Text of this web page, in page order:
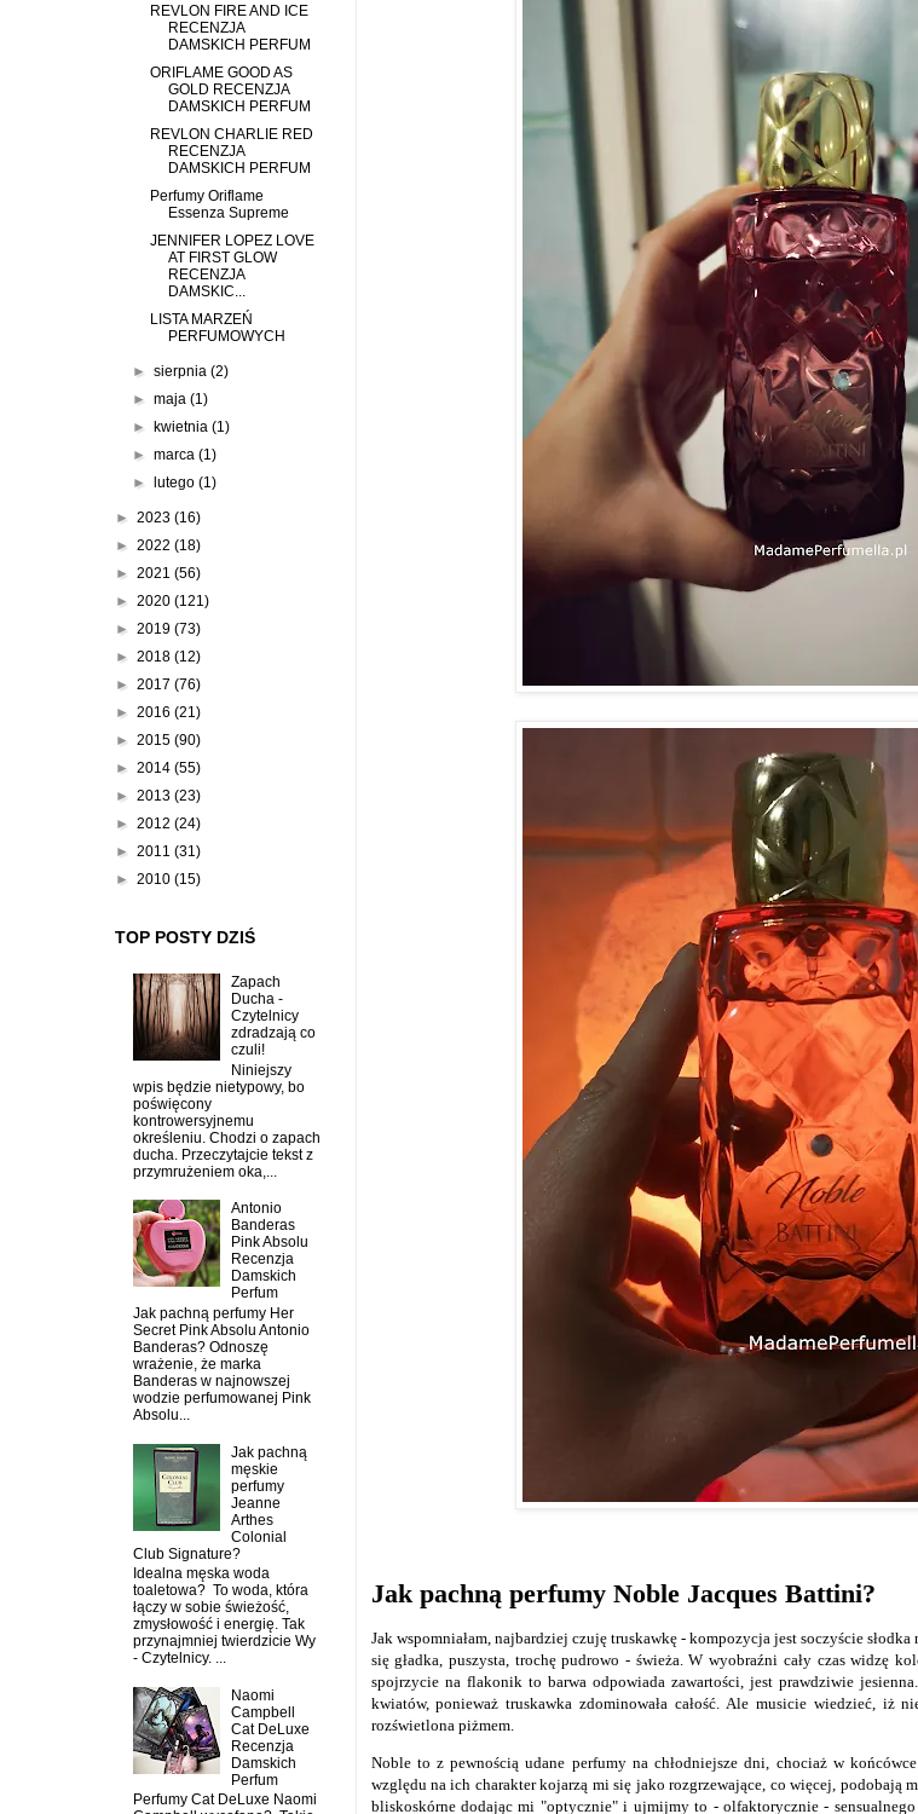
Jak pachną perfumy Noble Jacques Battini?
Jak wspomniałam, najbardziej czuję truskawkę - kompozycja jest soczyście
się gładka, puszysta, trochę pudrowo - świeża. W wyobraźni cały czas widzę
spojrzycie na flakonik to barwa odpowiada zawartości, jest prawdziwie
kwiatów, ponieważ truskawka zdominowała całość. Ale musicie wiedzieć, iż
rozświetlona piżmem.
Noble to z pewnością udane perfumy na chłodniejsze dni, chociaż w
względu na ich charakter kojarzą mi się jako rozgrzewające, co więcej, podobają
bliskoskórne dodając mi "optycznie" i ujmijmy to - olfaktorycznie -
REVLON FIRE AND ICE
RECENZJA
DAMSKICH PERFUM
ORIFLAME GOOD AS
GOLD RECENZJA
DAMSKICH PERFUM
REVLON CHARLIE RED
RECENZJA
DAMSKICH PERFUM
Perfumy Oriflame
Essenza Supreme
JENNIFER LOPEZ LOVE
AT FIRST GLOW
RECENZJA
DAMSKIC...
LISTA MARZEŃ
PERFUMOWYCH
► sierpnia (2)
► maja (1)
► kwietnia (1)
► marca (1)
► lutego (1)
► 2023 (16)
► 2022 (18)
► 2021 (56)
► 2020 (121)
► 2019 (73)
► 2018 (12)
► 2017 (76)
► 2016 (21)
► 2015 (90)
► 2014 (55)
► 2013 (23)
► 2012 (24)
► 2011 (31)
► 2010 (15)
TOP POSTY DZIŚ
Zapach
Ducha -
Czytelnicy
zdradzają co
czuli!
Niniejszy
wpis będzie nietypowy, bo
poświęcony
kontrowersyjnemu
określeniu. Chodzi o zapach
ducha. Przeczytajcie tekst z
przymrużeniem oka,...
Antonio
Banderas
Pink Absolu
Recenzja
Damskich
Perfum
Jak pachną perfumy Her
Secret Pink Absolu Antonio
Banderas? Odnoszę
wrażenie, że marka
Banderas w najnowszej
wodzie perfumowanej Pink
Absolu...
Jak pachną
męskie
perfumy
Jeanne
Arthes
Colonial
Club Signature?
Idealna męska woda
toaletowa? To woda, która
łączy w sobie świeżość,
zmysłowość i energię. Tak
przynajmniej twierdzicie Wy
- Czytelnicy. ...
Naomi
Campbell
Cat DeLuxe
Recenzja
Damskich
Perfum
Perfumy Cat DeLuxe Naomi